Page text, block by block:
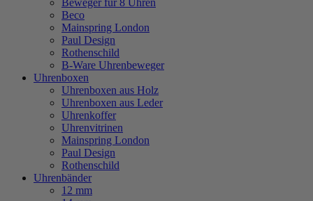
Beweger für 8 Uhren
Beco
Mainspring London
Paul Design
Rothenschild
B-Ware Uhrenbeweger
Uhrenboxen
Uhrenboxen aus Holz
Uhrenboxen aus Leder
Uhrenkoffer
Uhrenvitrinen
Mainspring London
Paul Design
Rothenschild
Uhrenbänder
12 mm